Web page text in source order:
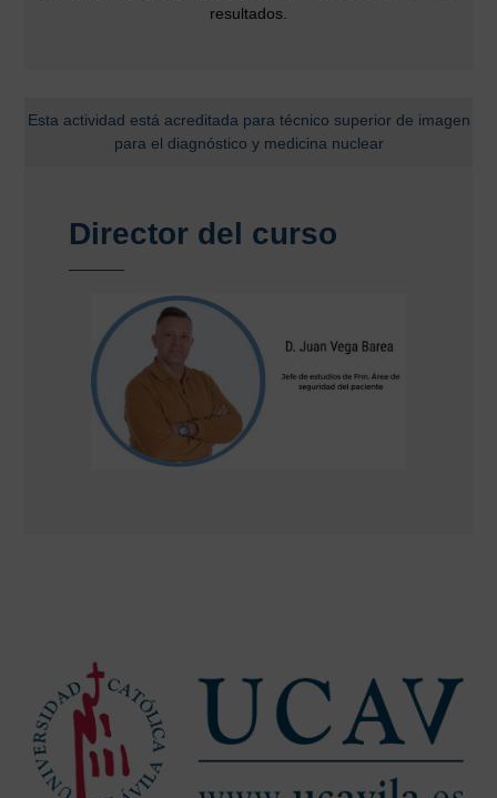
resultados.
Esta actividad está acreditada para técnico superior de imagen
para el diagnóstico y medicina nuclear
Director del curso